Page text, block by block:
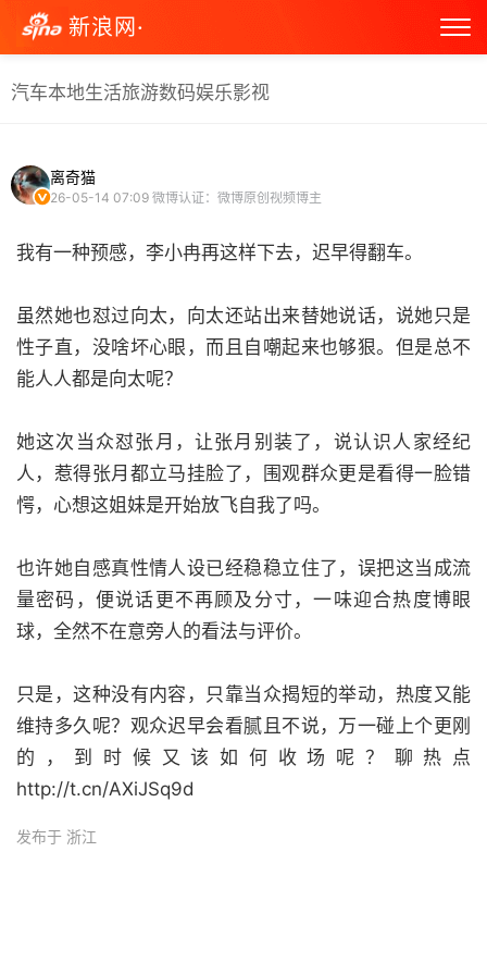
新浪网·
汽车本地生活旅游数码娱乐影视
离奇猫
26-05-14 07:09 微博认证：微博原创视频博主
我有一种预感，李小冉再这样下去，迟早得翻车。
虽然她也怼过向太，向太还站出来替她说话，说她只是
性子直，没啥坏心眼，而且自嘲起来也够狠。但是总不
能人人都是向太呢？
她这次当众怼张月，让张月别装了，说认识人家经纪
人，惹得张月都立马挂脸了，围观群众更是看得一脸错
愕，心想这姐妹是开始放飞自我了吗。
也许她自感真性情人设已经稳稳立住了，误把这当成流
量密码，便说话更不再顾及分寸，一味迎合热度博眼
球，全然不在意旁人的看法与评价。
只是，这种没有内容，只靠当众揭短的举动，热度又能
维持多久呢？观众迟早会看腻且不说，万一碰上个更刚
的，到时候又该如何收场呢？聊热点
http://t.cn/AXiJSq9d
发布于 浙江